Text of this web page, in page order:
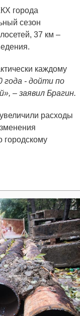
города
сезон
37 км –
каждому
года - дойти по
– заявил Брагин.
расходы
городскому